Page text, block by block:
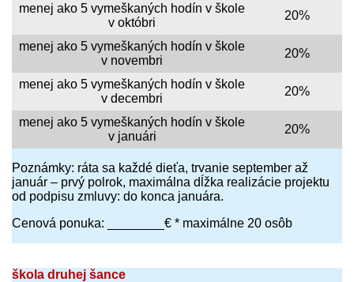
menej ako 5 vymeškaných hodín v škole
v októbri
20%
menej ako 5 vymeškaných hodín v škole
v novembri
20%
menej ako 5 vymeškaných hodín v škole
v decembri
20%
menej ako 5 vymeškaných hodín v škole
v januári
20%
Poznámky: ráta sa každé dieťa, trvanie september až
január – prvý polrok, maximálna dĺžka realizácie projektu
od podpisu zmluvy: do konca januára.
Cenová ponuka: ________€ * maximálne 20 osôb
škola druhej šance